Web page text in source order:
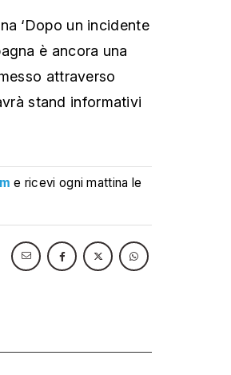
‘Dopo un incidente
è ancora una
attraverso
stand informativi
e ricevi ogni mattina le